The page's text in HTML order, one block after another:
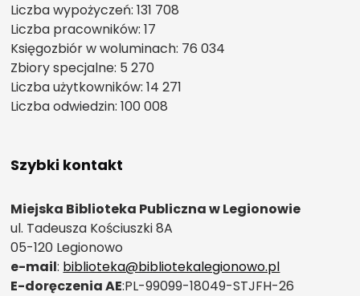
Liczba wypożyczeń: 131 708
Liczba pracowników: 17
Księgozbiór w woluminach: 76 034
Zbiory specjalne: 5 270
Liczba użytkowników: 14 271
Liczba odwiedzin: 100 008
Szybki kontakt
Miejska Biblioteka Publiczna w Legionowie
ul. Tadeusza Kościuszki 8A
05-120 Legionowo
e-mail: biblioteka@bibliotekalegionowo.pl
E-doręczenia AE:PL-99099-18049-STJFH-26